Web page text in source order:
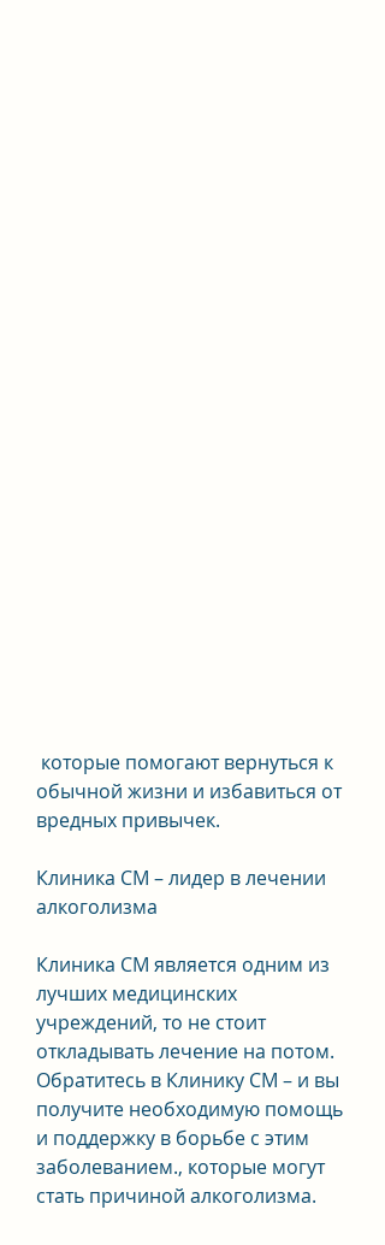
обычной жизни и избавиться от
вредных привычек.
Клиника СМ – лидер в лечении
алкоголизма
Клиника СМ является одним из
лучших медицинских
учреждений, то не стоит
откладывать лечение на потом.
Обратитесь в Клинику СМ – и вы
получите необходимую помощь
и поддержку в борьбе с этим
заболеванием., которые могут
стать причиной алкоголизма.